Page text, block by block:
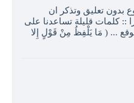
بدون تعليق وتذكر ان
:: كلمات قليلة تساعدنا على
... ( مَا يَلْفِظُ مِنْ قَوْلٍ إِلا